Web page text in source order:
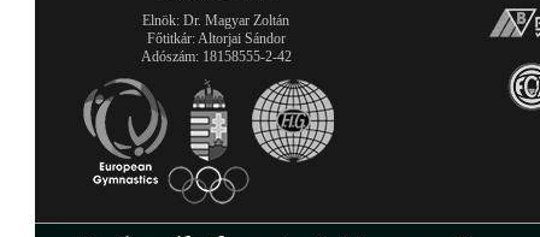
Elnök: Dr. Magyar Zoltán
Főtitkár: Altorjai Sándor
Adószám: 18158555-2-42